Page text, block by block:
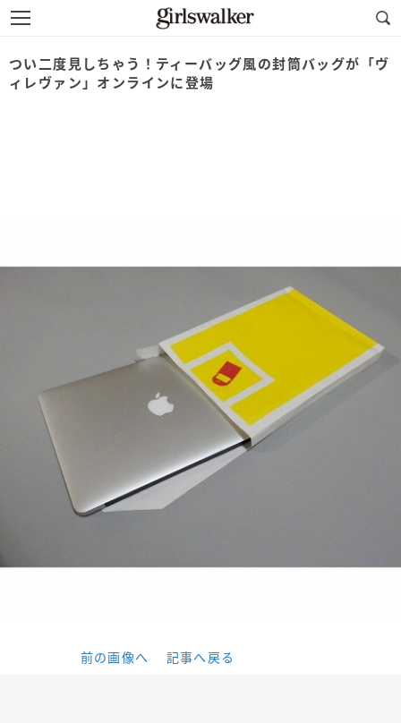
つい二度見しちゃう！ティーバッグ風の封筒バッグが「ヴ
ィレヴァン」オンラインに登場
前の画像へ 記事へ戻る